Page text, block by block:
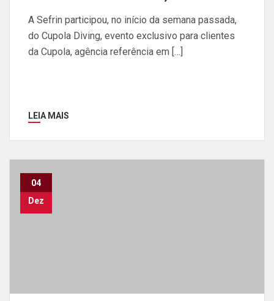
A Sefrin participou, no início da semana passada,
do Cupola Diving, evento exclusivo para clientes
da Cupola, agência referência em […]
LEIA MAIS
04
Dez